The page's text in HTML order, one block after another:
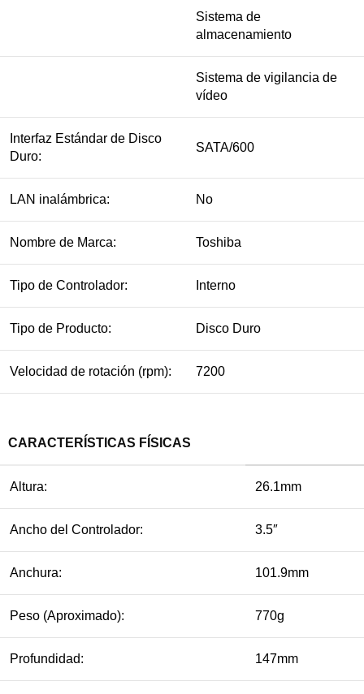
Sistema de
almacenamiento
Sistema de vigilancia de
vídeo
Interfaz Estándar de Disco
Duro:
SATA/600
LAN inalámbrica: No
Nombre de Marca: Toshiba
Tipo de Controlador: Interno
Tipo de Producto: Disco Duro
Velocidad de rotación (rpm): 7200
CARACTERÍSTICAS FÍSICAS
Altura: 26.1mm
Ancho del Controlador: 3.5″
Anchura: 101.9mm
Peso (Aproximado): 770g
Profundidad: 147mm